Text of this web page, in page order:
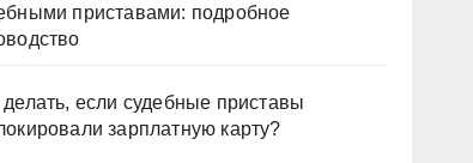
приставами: подробное
делать, если судебные приставы
зарплатную карту?